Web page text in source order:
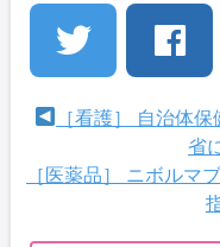
［看護］ 自治体
省
［医薬品］ ニボルマ